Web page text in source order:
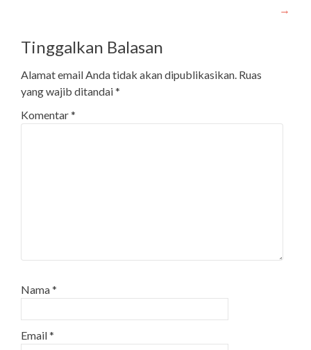
→
Tinggalkan Balasan
Alamat email Anda tidak akan dipublikasikan. Ruas
yang wajib ditandai*
Komentar*
Nama*
Email*